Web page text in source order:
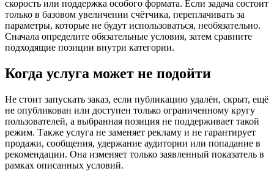
скорость или поддержка особого формата. Если задача состоит
только в базовом увеличении счётчика, переплачивать за
параметры, которые не будут использоваться, необязательно.
Сначала определите обязательные условия, затем сравните
подходящие позиции внутри категории.
Когда услуга может не подойти
Не стоит запускать заказ, если публикацию удалён, скрыт, ещё
не опубликован или доступен только ограниченному кругу
пользователей, а выбранная позиция не поддерживает такой
режим. Также услуга не заменяет рекламу и не гарантирует
продажи, сообщения, удержание аудитории или попадание в
рекомендации. Она изменяет только заявленный показатель в
рамках описанных условий.